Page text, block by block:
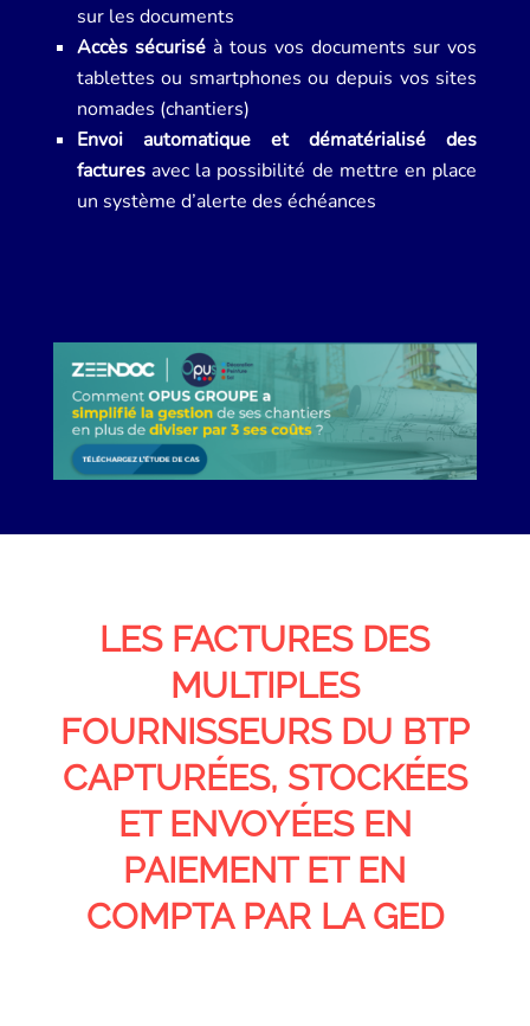
sur les documents
Accès sécuriséà tous vos documents sur vos
tablettes ou smartphones ou depuis vos sites
nomades (chantiers)
Envoi automatique et dématérialisé des
facturesavec la possibilité de mettre en place
un système d’alerte des échéances
LES FACTURES DES
MULTIPLES
FOURNISSEURS DU BTP
CAPTURÉES, STOCKÉES
ET ENVOYÉES EN
PAIEMENT ET EN
COMPTA PAR LA GED